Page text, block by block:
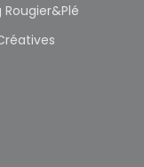
Rougier&Plé